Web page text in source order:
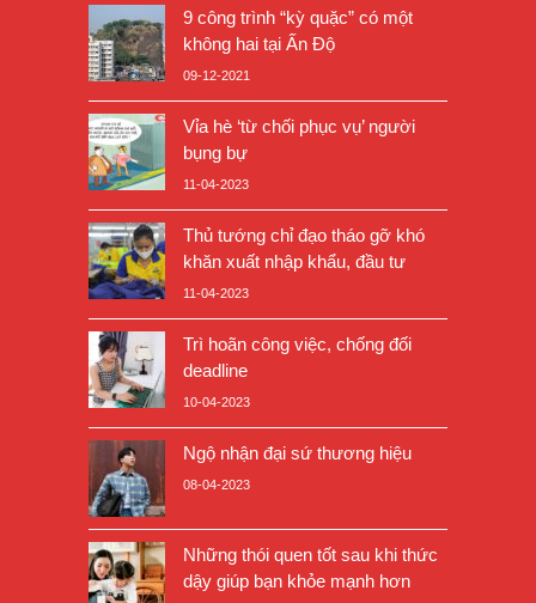
9 công trình “kỳ quặc” có một
không hai tại Ấn Độ
09-12-2021
Vỉa hè ‘từ chối phục vụ’ người
bụng bự
11-04-2023
Thủ tướng chỉ đạo tháo gỡ khó
khăn xuất nhập khẩu, đầu tư
11-04-2023
Trì hoãn công việc, chống đối
deadline
10-04-2023
Ngộ nhận đại sứ thương hiệu
08-04-2023
Những thói quen tốt sau khi thức
dậy giúp bạn khỏe mạnh hơn